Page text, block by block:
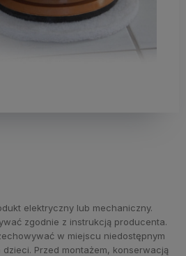
elektryczny lub mechaniczny.
zgodnie z instrukcją producenta.
w miejscu niedostępnym
dzieci. Przed montażem, konserwacją